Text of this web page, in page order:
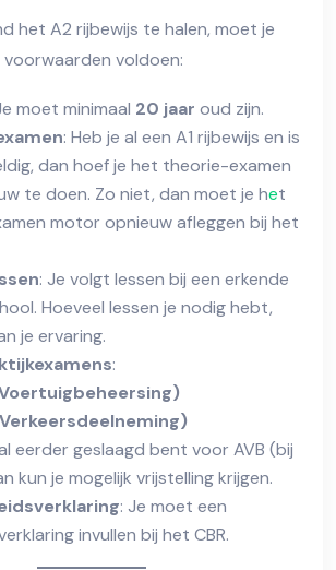
het A2 rijbewijs te halen, moet je
voldoen:
moet minimaal 20 jaar oud zijn.
: Heb je al een A1 rijbewijs en is
dan hoef je het theorie-examen
te doen. Zo niet, dan moet je het
motor opnieuw afleggen bij het
: Je volgt lessen bij een erkende
Hoeveel lessen je nodig hebt,
je ervaring.
:
eerder geslaagd bent voor AVB (bij
kun je mogelijk vrijstelling krijgen.
: Je moet een
invullen bij het CBR.